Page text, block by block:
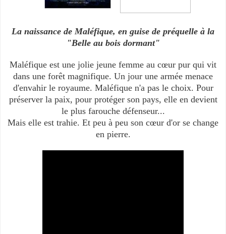
La naissance de Maléfique, en guise de préquelle à la
"Belle au bois dormant"
Maléfique est une jolie jeune femme au cœur pur qui vit
dans une forêt magnifique. Un jour une armée menace
d'envahir le royaume. Maléfique n'a pas le choix. Pour
préserver la paix, pour protéger son pays, elle en devient
le plus farouche défenseur...
Mais elle est trahie. Et peu à peu son cœur d'or se change
en pierre.